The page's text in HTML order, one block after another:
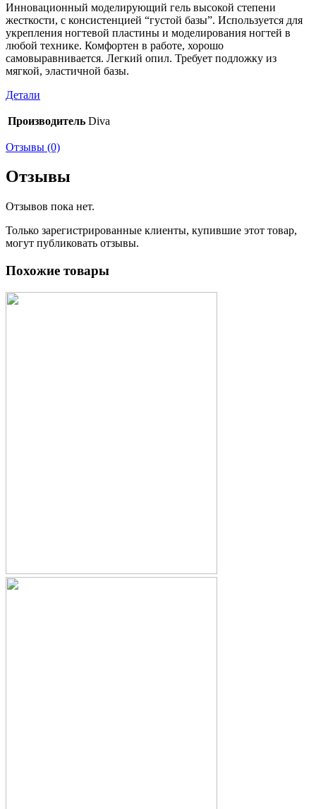
Инновационный моделирующий гель высокой степени
жесткости, с консистенцией “густой базы”. Используется для
укрепления ногтевой пластины и моделирования ногтей в
любой технике. Комфортен в работе, хорошо
самовыравнивается. Легкий опил. Требует подложку из
мягкой, эластичной базы.
Детали
Производитель Diva
Отзывы (0)
Отзывы
Отзывов пока нет.
Только зарегистрированные клиенты, купившие этот товар,
могут публиковать отзывы.
Похожие товары